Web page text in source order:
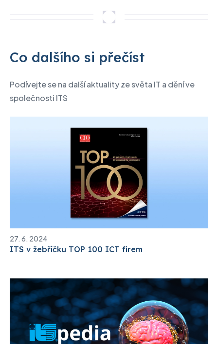
Co dalšího si přečíst
Podívejte se na další aktuality ze světa IT a dění ve
společnosti ITS
27. 6. 2024
ITS v žebříčku TOP 100 ICT firem